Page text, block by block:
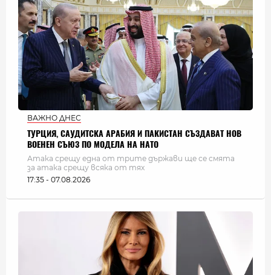
ВАЖНО ДНЕС
ТУРЦИЯ, САУДИТСКА АРАБИЯ И ПАКИСТАН СЪЗДАВАТ НОВ
ВОЕНЕН СЪЮЗ ПО МОДЕЛА НА НАТО
Атака срещу една от трите държави ще се смята
за атака срещу всяка от тях
17:35 - 07.08.2026